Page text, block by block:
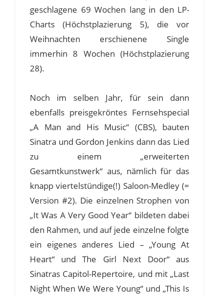
geschlagene 69 Wochen lang in den LP-
Charts (Höchstplazierung 5), die vor
Weihnachten erschienene Single
immerhin 8 Wochen (Höchstplazierung
28).
Noch im selben Jahr, für sein dann
ebenfalls preisgekröntes Fernsehspecial
„A Man and His Music“ (CBS), bauten
Sinatra und Gordon Jenkins dann das Lied
zu einem „erweiterten
Gesamtkunstwerk“ aus, nämlich für das
knapp viertelstündige(!) Saloon-Medley (=
Version #2). Die einzelnen Strophen von
„It Was A Very Good Year“ bildeten dabei
den Rahmen, und auf jede einzelne folgte
ein eigenes anderes Lied – „Young At
Heart“ und The Girl Next Door“ aus
Sinatras Capitol-Repertoire, und mit „Last
Night When We Were Young“ und „This Is